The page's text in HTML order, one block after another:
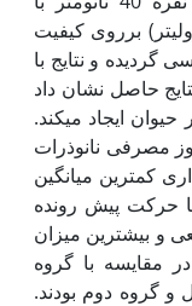
(50 ، 100 و 200 میکرولیتر) برروی کیفیت
گردیده و نتایج با
حاصل نشان داد
ایجاد می‏کند.
مصرفی نانوذرات
کمترین میانگین
حرکت پیش رونده
و بیشترین میزان
مقایسه با گروه
و گروه دوم بودند.